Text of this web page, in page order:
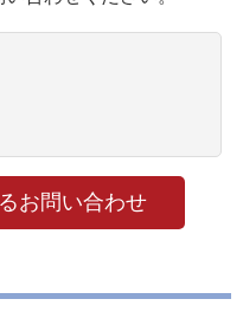
お問い合わせ